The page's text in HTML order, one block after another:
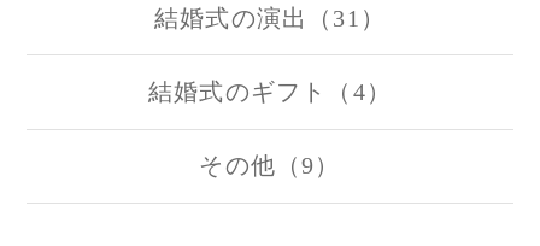
結婚式の演出（31）
結婚式のギフト（4）
その他（9）